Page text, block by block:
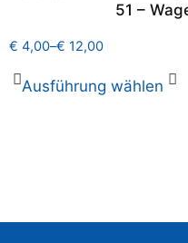
51 –
€ 4,00–€ 12,00
Ausführung wählen